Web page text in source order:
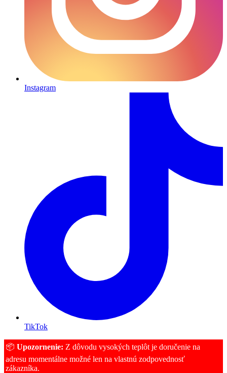
Instagram
TikTok
📦 Upozornenie: Z dôvodu vysokých teplôt je doručenie na
adresu momentálne možné len na vlastnú zodpovednosť
zákazníka.